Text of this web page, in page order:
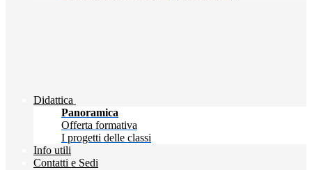
Didattica
Panoramica
Offerta formativa
I progetti delle classi
Info utili
Contatti e Sedi